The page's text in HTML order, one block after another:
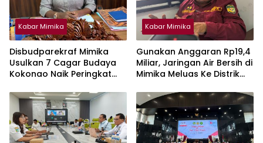
Kabar Mimika
Disbudparekraf Mimika
Usulkan 7 Cagar Budaya
Kokonao Naik Peringkat
Kabar Mimika
Gunakan Anggaran Rp19,4
Miliar, Jaringan Air Bersih di
Mimika Meluas Ke Distrik